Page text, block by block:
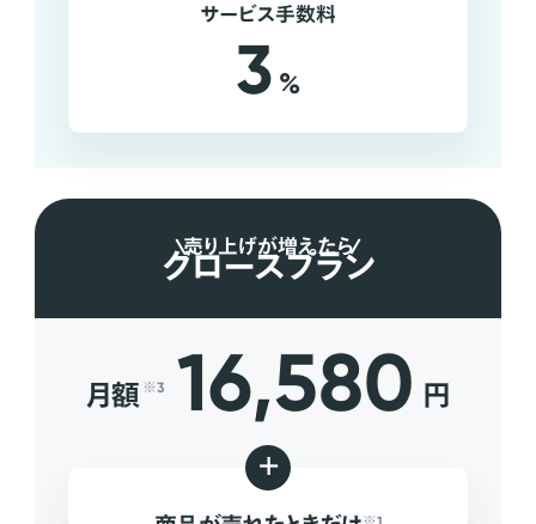
サービス手数料
3 %
売り上げが増えたら
グロースプラン
月額 ※3 16,580 円
+